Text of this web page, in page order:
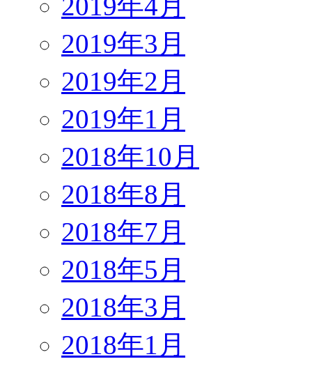
2019年4月
2019年3月
2019年2月
2019年1月
2018年10月
2018年8月
2018年7月
2018年5月
2018年3月
2018年1月